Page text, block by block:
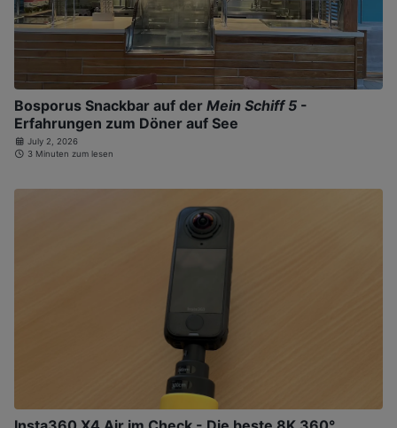
Bosporus Snackbar auf der Mein Schiff 5 -
Erfahrungen zum Döner auf See
July 2, 2026
3 Minuten zum lesen